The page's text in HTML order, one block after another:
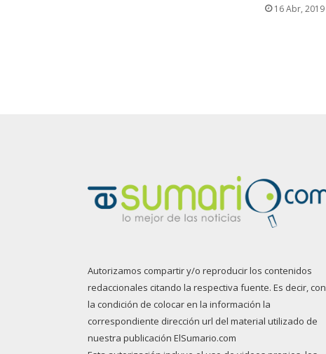
16 Abr, 2019
Autorizamos compartir y/o reproducir los contenidos
redaccionales citando la respectiva fuente. Es decir, con
la condición de colocar en la información la
correspondiente dirección url del material utilizado de
nuestra publicación ElSumario.com